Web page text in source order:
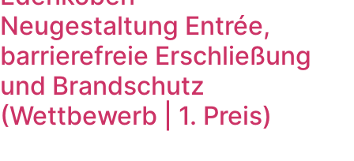
Neugestaltung Entrée,
barrierefreie Erschließung
und Brandschutz
(Wettbewerb | 1. Preis)